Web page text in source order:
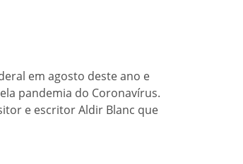
em agosto deste ano e
pandemia do Coronavírus.
e escritor Aldir Blanc que